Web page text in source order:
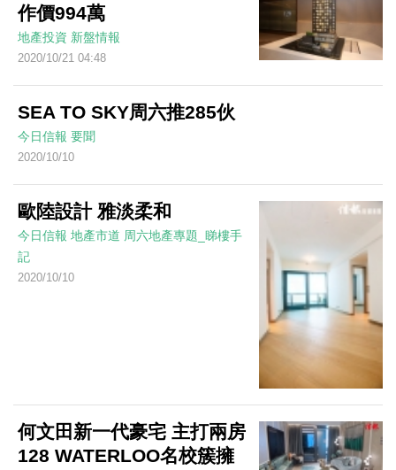
作價994萬
地產投資 新盤情報
2020/10/21 04:48
SEA TO SKY周六推285伙
今日信報 要聞
2020/10/10
歐陸設計 雅淡柔和
今日信報 地產市道 周六地產專題_睇樓手
記
2020/10/10
何文田新一代豪宅 主打兩房
128 WATERLOO名校簇擁